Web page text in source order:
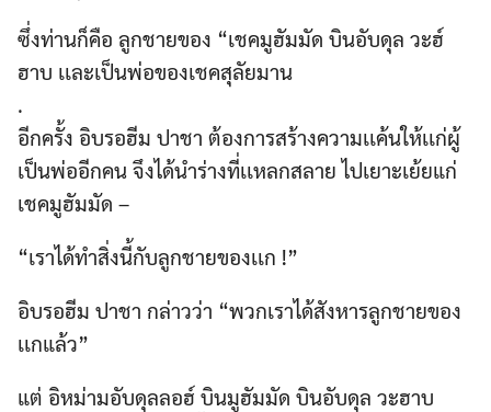
ซึ่งท่านก็คือ ลูกชายของ “เชคมูฮัมมัด บินอับดุล วะฮ์
ฮาบ เเละเป็นพ่อของเชคสุลัยมาน
.
อีกครั้ง อิบรอฮีม ปาชา ต้องการสร้างความเเค้นให้เเก่ผู้
เป็นพ่ออีกคน จึงได้นำร่างที่เเหลกสลาย ไปเยาะเย้ยแก่
เชคมูฮัมมัด –
“เราได้ทำสิ่งนี้กับลูกชายของเเก !”
อิบรอฮีม ปาชา กล่าวว่า “พวกเราได้สังหารลูกชายของ
เเกแล้ว”
แต่ อิหม่ามอับดุลลอฮ์ บินมูฮัมมัด บินอับดุล วะฮาบ